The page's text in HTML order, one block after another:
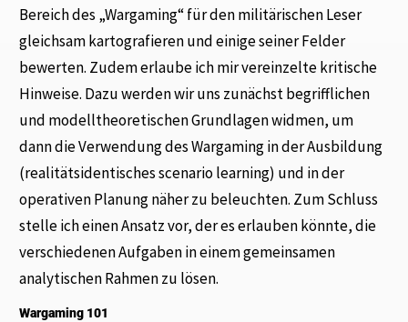
Bereich des „Wargaming“ für den militärischen Leser
gleichsam kartografieren und einige seiner Felder
bewerten. Zudem erlaube ich mir vereinzelte kritische
Hinweise. Dazu werden wir uns zunächst begrifflichen
und modelltheoretischen Grundlagen widmen, um
dann die Verwendung des Wargaming in der Ausbildung
(realitätsidentisches scenario learning) und in der
operativen Planung näher zu beleuchten. Zum Schluss
stelle ich einen Ansatz vor, der es erlauben könnte, die
verschiedenen Aufgaben in einem gemeinsamen
analytischen Rahmen zu lösen.
Wargaming 101